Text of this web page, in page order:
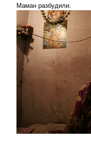
Маман разбудили.